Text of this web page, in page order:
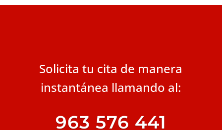
Solicita tu cita de manera
instantánea llamando al:
963 576 441